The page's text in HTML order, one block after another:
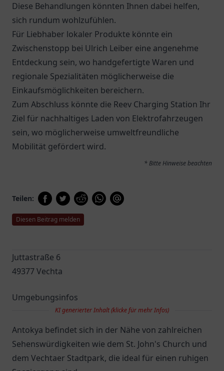
Diese Behandlungen könnten Ihnen dabei helfen,
sich rundum wohlzufühlen.
Für Liebhaber lokaler Produkte könnte ein
Zwischenstopp bei Ulrich Leiber eine angenehme
Entdeckung sein, wo handgefertigte Waren und
regionale Spezialitäten möglicherweise die
Einkaufsmöglichkeiten bereichern.
Zum Abschluss könnte die Reev Charging Station Ihr
Ziel für nachhaltiges Laden von Elektrofahrzeugen
sein, wo möglicherweise umweltfreundliche
Mobilität gefördert wird.
* Bitte Hinweise beachten
Teilen:
Diesen Beitrag melden
Juttastraße 6
49377 Vechta
Umgebungsinfos
KI generierter Inhalt (klicke für mehr Infos)
Antokya befindet sich in der Nähe von zahlreichen
Sehenswürdigkeiten wie dem St. John's Church und
dem Vechtaer Stadtpark, die ideal für einen ruhigen